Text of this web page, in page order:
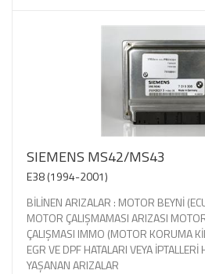
SIEMENS MS42/MS43
E38 (1994-2001)
BİLİNEN ARIZALAR : MOTOR BEYNİ
MOTOR ÇALIŞMAMASI ARIZASI
ÇALIŞMASI IMMO (MOTOR KORUMA
EGR VE DPF HATALARI VEYA
YAŞANAN ARIZALAR